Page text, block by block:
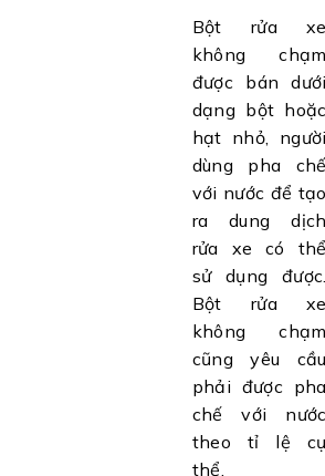
Bột rửa xe
không chạm
được bán dưới
dạng bột hoặc
hạt nhỏ, người
dùng pha chế
với nước để tạo
ra dung dịch
rửa xe có thể
sử dụng được.
Bột rửa xe
không chạm
cũng yêu cầu
phải được pha
chế với nước
theo tỉ lệ cụ
thể.